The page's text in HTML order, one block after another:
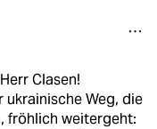
Clasen!
ukrainische Weg, die
fröhlich weitergeht: